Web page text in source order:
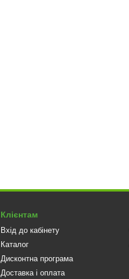
Клієнтам
Вхід до кабінету
Каталог
Дисконтна програма
Доставка і оплата